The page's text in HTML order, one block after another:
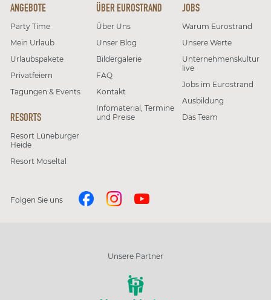
ANGEBOTE
Party Time
Mein Urlaub
Urlaubspakete
Privatfeiern
Tagungen & Events
RESORTS
Resort Lüneburger
Heide
Resort Moseltal
ÜBER EUROSTRAND
Über Uns
Unser Blog
Bildergalerie
FAQ
Kontakt
Infomaterial, Termine
und Preise
JOBS
Warum Eurostrand
Unsere Werte
Unternehmenskultur
live
Jobs im Eurostrand
Ausbildung
Das Team
Folgen Sie uns
Unsere Partner